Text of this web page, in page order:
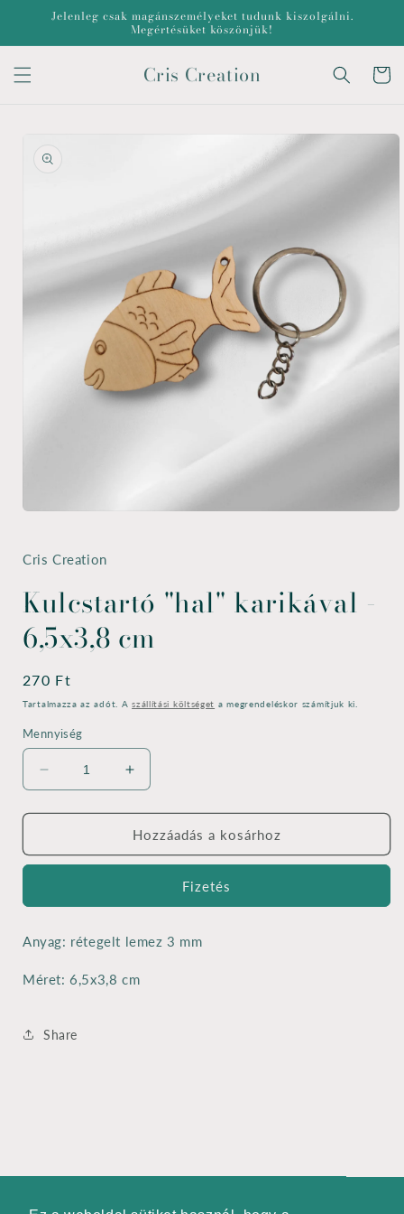
Ugrás aJelenleg csak magánszemélyeket tudunk kiszolgálni.
Megértésüket köszönjük!
Cris Creation Kosár
ugrás a
termékadatokra
a
Cris Creation
Kulcstartó "hal" karikával -
6,5x3,8 cm
Normál
ár
270 Ft
Tartalmazza az adót. Aszállítási költséget a megrendeléskor számítjuk ki.
Mennyiség
Kulcstartó
&quot;hal&quot;
karikával
6,5x3,8
csökkentése
Kulcstartó
&quot;hal&quot;
karikával
6,5x3,8
mennyiségének
növelése
Hozzáadás a kosárhoz
Fizetés
Anyag: rétegelt lemez 3 mm
Méret: 6,5x3,8 cm
Share